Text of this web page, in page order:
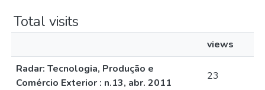
Total visits
views
Radar: Tecnologia, Produção e
Comércio Exterior : n.13, abr. 2011
23